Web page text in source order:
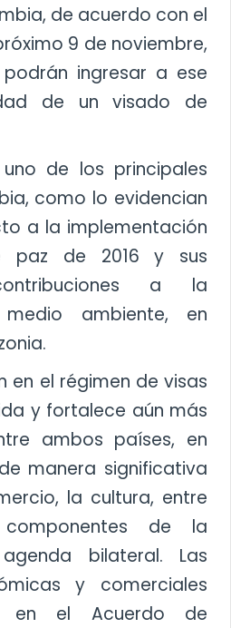
de acuerdo con el
9 de noviembre,
ingresar a ese
de un visado de
de los principales
como lo evidencian
a la implementación
paz de 2016 y sus
a la
ambiente, en
en el régimen de visas
y fortalece aún más
ambos países, en
manera significativa
la cultura, entre
de la
bilateral. Las
y comerciales
en el Acuerdo de